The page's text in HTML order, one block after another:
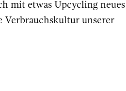
mit etwas Upcycling neues
Verbrauchskultur unserer